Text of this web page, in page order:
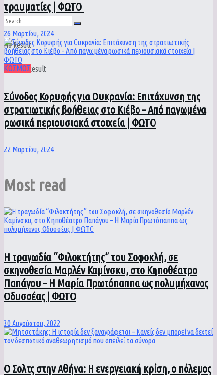
No Result
View All Result
τραυματίες | ΦΩΤΟ
26 Μαρτίου, 2024
ΚΟΣΜΟΣ
Σύνοδος Κορυφής για Ουκρανία: Επιτάχυνση της
στρατιωτικής βοήθειας στο Κιέβο – Από παγωμένα
ρωσικά περιουσιακά στοιχεία | ΦΩΤΟ
22 Μαρτίου, 2024
Most read
Η τραγωδία “Φιλοκτήτης” του Σοφοκλή, σε
σκηνοθεσία Μαρλέν Καμίνσκυ, στο Κηποθέατρο
Παπάγου – Η Μαρία Πρωτόπαππα ως πολυμήχανος
Οδυσσέας | ΦΩΤΟ
30 Αυγούστου, 2022
Ο Σολτς στην Αθήνα: Η ενεργειακή κρίση, ο πόλεμος